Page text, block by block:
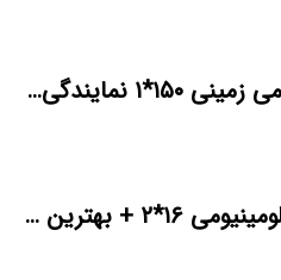
کابل آلومینیومی زمینی ۱۵۰*۱ نمایندگی فروش
قیمت کابل آلومینیومی ۱۶*۲ + بهترین برند بازار + اطلاعات فنی